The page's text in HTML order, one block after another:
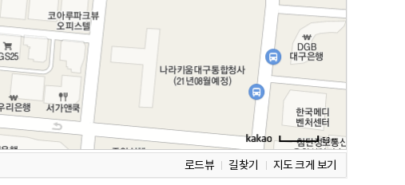
로드뷰 길찾기 지도 크게 보기